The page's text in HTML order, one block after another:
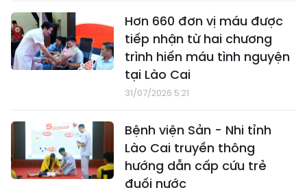
Hơn 660 đơn vị máu được
tiếp nhận từ hai chương
trình hiến máu tình nguyện
tại Lào Cai
31/07/2026 5:21
Bệnh viện Sản - Nhi tỉnh
Lào Cai truyền thông
hướng dẫn cấp cứu trẻ
đuối nước